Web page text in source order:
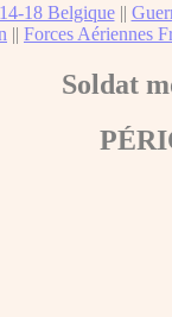
18 Belgique||
|| Forces Aériennes
Soldat